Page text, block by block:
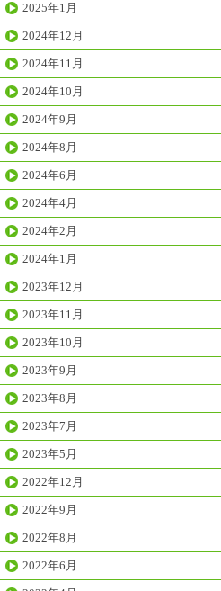
2025年1月
2024年12月
2024年11月
2024年10月
2024年9月
2024年8月
2024年6月
2024年4月
2024年2月
2024年1月
2023年12月
2023年11月
2023年10月
2023年9月
2023年8月
2023年7月
2023年5月
2022年12月
2022年9月
2022年8月
2022年6月